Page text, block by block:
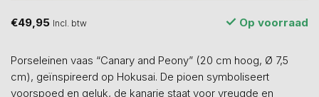
€49,95 Incl. btw Op voorraad
Porseleinen vaas “Canary and Peony” (20 cm hoog, Ø 7,5
cm), geïnspireerd op Hokusai. De pioen symboliseert
voorspoed en geluk, de kanarie staat voor vreugde en